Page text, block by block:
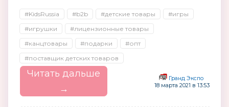
#KidsRussia #b2b #детские товары
#игры
#игрушки
#лицензионные товары
#канцтовары
#подарки
#опт
#поставщик детских товаров
Читать дальше
→
Гранд Экспо
18 марта 2021 в 13:53